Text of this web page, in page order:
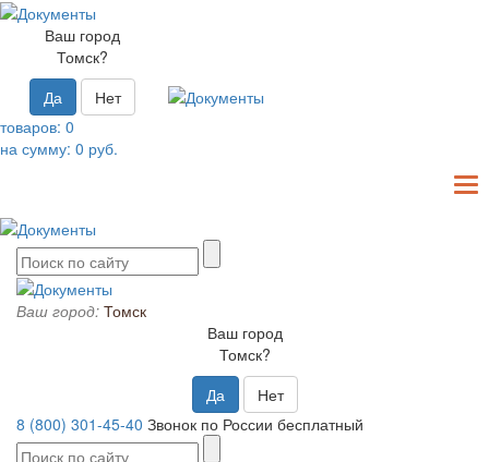
Ваш город
Томск?
Да
Нет
товаров: 0
на сумму: 0 руб.
Ваш город: Томск
Ваш город
Томск?
Да
Нет
8 (800) 301-45-40 Звонок по России бесплатный